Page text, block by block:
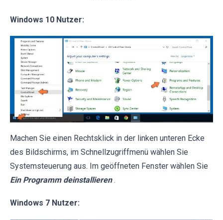
Windows 10 Nutzer:
Machen Sie einen Rechtsklick in der linken unteren Ecke
des Bildschirms, im Schnellzugriffmenü wählen Sie
Systemsteuerung aus. Im geöffneten Fenster wählen Sie
Ein Programm deinstallieren .
Windows 7 Nutzer: